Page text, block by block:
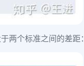
两个标准之间的差距：